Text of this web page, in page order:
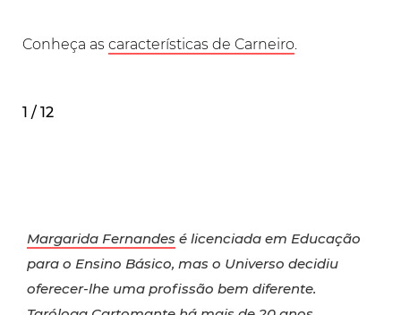
Conheça as características de Carneiro.
1 / 12
Margarida Fernandes é licenciada em Educação
para o Ensino Básico, mas o Universo decidiu
oferecer-lhe uma profissão bem diferente.